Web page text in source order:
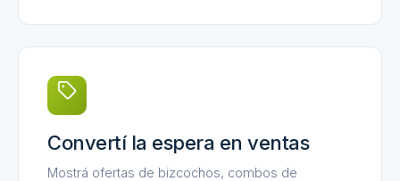
Convertí la espera en ventas
Mostrá ofertas de bizcochos, combos de